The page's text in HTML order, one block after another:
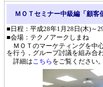
ＭＯＴセミナー中級編「顧
■日程：平成28年1月28日(木)～
■会場：テクノアークしまね
ＭＯＴのマーケティングを中
を行う，グループ討議を組み合
詳細はこちら をご覧ください。